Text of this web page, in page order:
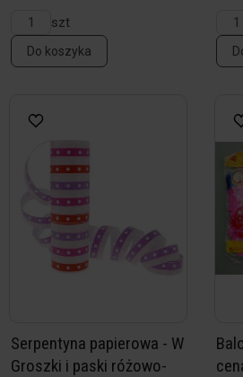
szt
Do koszyka
Serpentyna papierowa - W
Groszki i paski różowo-